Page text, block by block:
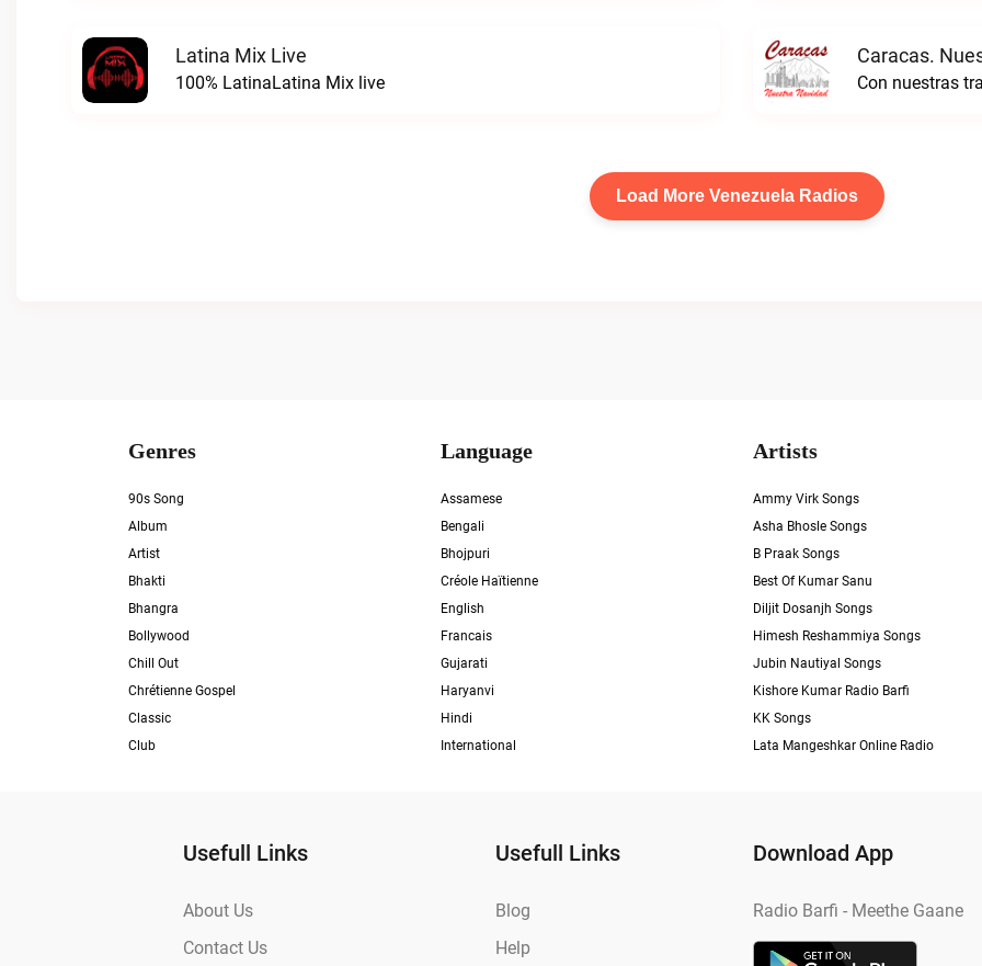
Latina Mix Live
100% LatinaLatina Mix live
Caracas.
Load More Venezuela Radios
Genres
90s Song
Album
Artist
Bhakti
Bhangra
Bollywood
Chill Out
Chrétienne Gospel
Classic
Club
Language
Assamese
Bengali
Bhojpuri
Créole Haïtienne
English
Francais
Gujarati
Haryanvi
Hindi
International
Artists
Ammy Virk Songs
Asha Bhosle Songs
B Praak Songs
Best Of Kumar Sanu
Diljit Dosanjh Songs
Himesh Reshammiya Songs
Jubin Nautiyal Songs
Kishore Kumar Radio Barfi
KK Songs
Lata Mangeshkar Online Radio
Usefull Links
About Us
Contact Us
Usefull Links
Blog
Help
Download App
Radio Barfi - Meethe Gaane